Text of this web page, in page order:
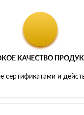
КАЧЕСТВО
сертификатами и